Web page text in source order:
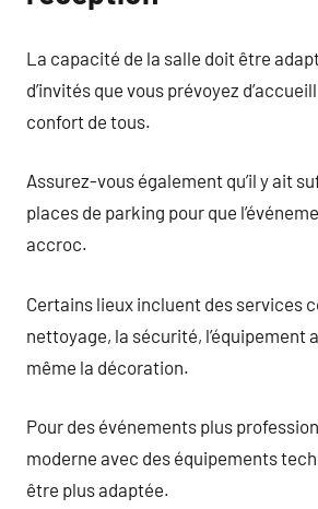
La capacité de la salle doit être
d’invités que vous prévoyez
confort de tous.
Assurez-vous également qu’il y ait
places de parking pour que
accroc.
Certains lieux incluent des services
nettoyage, la sécurité, l’équipement
même la décoration.
Pour des événements plus
moderne avec des équipements
être plus adaptée.